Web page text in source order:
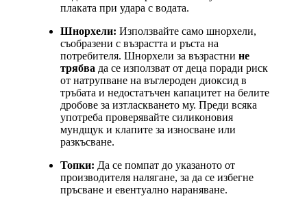
плаката при удара с водата.
Шнорхели: Използвайте само шнорхели,
съобразени с възрастта и ръста на
потребителя. Шнорхели за възрастни не
трябва да се използват от деца поради риск
от натрупване на въглероден диоксид в
тръбата и недостатъчен капацитет на белите
дробове за изтласкването му. Преди всяка
употреба проверявайте силиконовия
мундщук и клапите за износване или
разкъсване.
Топки: Да се помпат до указаното от
производителя налягане, за да се избегне
пръсване и евентуално нараняване.